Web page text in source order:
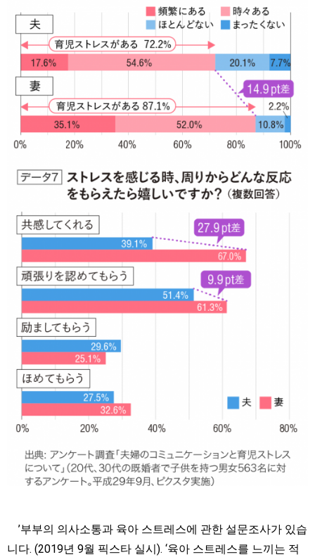
’부부의 의사소통과 육아 스트레스에 관한 설문조사가 있습
니다. (2019년 9월 픽스타 실시). ‘육아 스트레스를 느끼는 적